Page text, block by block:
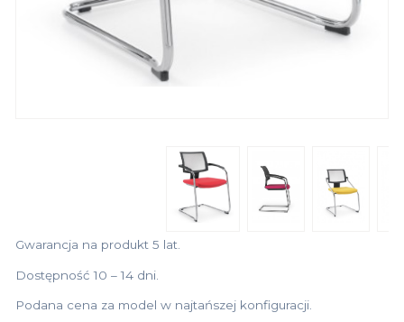
Gwarancja na produkt 5 lat.
Dostępność 10 – 14 dni.
Podana cena za model w najtańszej konfiguracji.